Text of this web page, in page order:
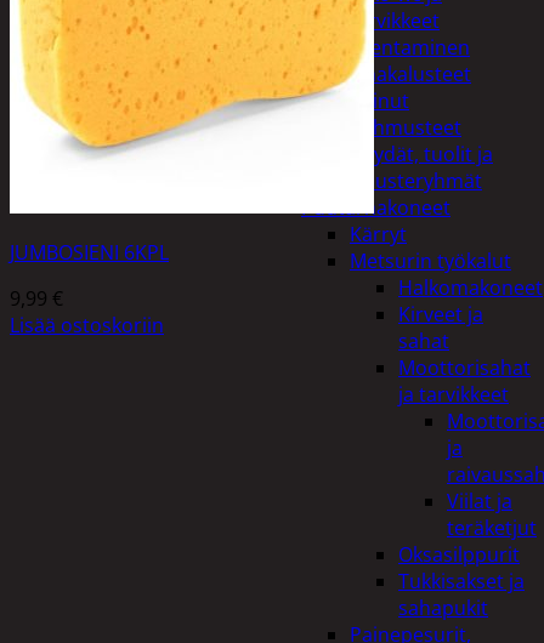
tarvikkeet
Piharakentaminen
Puutarhakalusteet
Keinut
Pehmusteet
Pöydät, tuolit ja
kalusteryhmät
Puutarhakoneet
Kärryt
Metsurin työkalut
Halkomakoneet
Kirveet ja
sahat
Moottorisahat
ja tarvikkeet
ja
Viilat ja
teräketjut
Oksasilppurit
Tukkisakset ja
sahapukit
Painepesurit,
JUMBOSIENI 6KPL
9,99 €
Lisää ostoskoriin